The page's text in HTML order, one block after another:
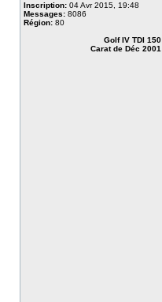
Inscription: 04 Avr 2015, 19:48
Messages: 8086
Région: 80
Golf IV TDI 150
Carat de Déc 2001